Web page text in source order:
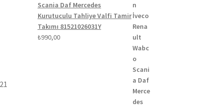
Scania Daf Mercedes
Kurutuculu Tahliye Valfi Tamir
Takımı 81521026031Y
₺990,00